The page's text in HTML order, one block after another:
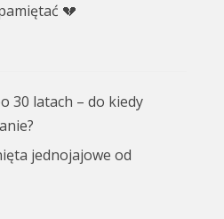
💔
30 latach – do kiedy
jednojajowe od